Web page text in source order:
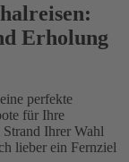
Erholung
perfekte
für Ihre
Strand Ihrer Wahl
lieber ein Fernziel